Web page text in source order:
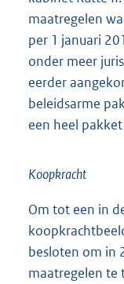
maatregelen
per 1 januari
onder meer
eerder
beleidsarme
een heel
Koopkracht
Om tot een in
besloten om in
maatregelen te